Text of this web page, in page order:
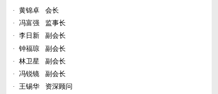
·
黄锦卓 会长
·
冯富强 监事长
·
李日新 副会长
·
钟福琼 副会长
·
林卫星 副会长
·
冯锐镜 副会长
·
王锡华 资深顾问